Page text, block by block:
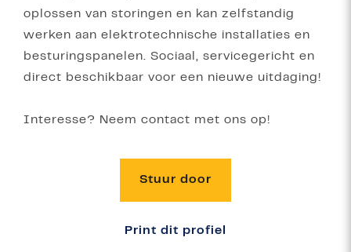
oplossen van storingen en kan zelfstandig
werken aan elektrotechnische installaties en
besturingspanelen. Sociaal, servicegericht en
direct beschikbaar voor een nieuwe uitdaging!
Interesse? Neem contact met ons op!
Stuur door
Print dit profiel